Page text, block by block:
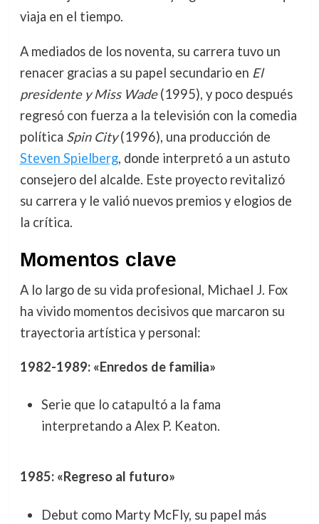
viaja en el tiempo.
A mediados de los noventa, su carrera tuvo un
renacer gracias a su papel secundario en El
presidente y Miss Wade(1995), y poco después
regresó con fuerza a la televisión con la comedia
política Spin City(1996), una producción de
Steven Spielberg, donde interpretó a un astuto
consejero del alcalde. Este proyecto revitalizó
su carrera y le valió nuevos premios y elogios de
la crítica.
Momentos clave
A lo largo de su vida profesional, Michael J. Fox
ha vivido momentos decisivos que marcaron su
trayectoria artística y personal:
1982-1989: «Enredos de familia»
Serie que lo catapultó a la fama
interpretando a Alex P. Keaton.
1985: «Regreso al futuro»
Debut como Marty McFly, su papel más